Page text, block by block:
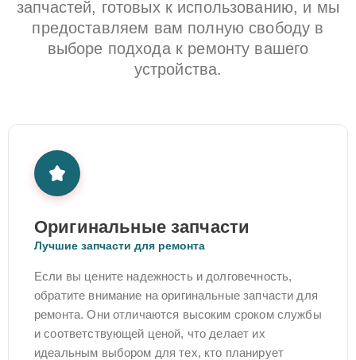
запчастей, готовых к использованию, и мы
предоставляем вам полную свободу в
выборе подхода к ремонту вашего
устройства.
Оригинальные запчасти
Лучшие запчасти для ремонта
Если вы цените надежность и долговечность,
обратите внимание на оригинальные запчасти для
ремонта. Они отличаются высоким сроком службы
и соответствующей ценой, что делает их
идеальным выбором для тех, кто планирует